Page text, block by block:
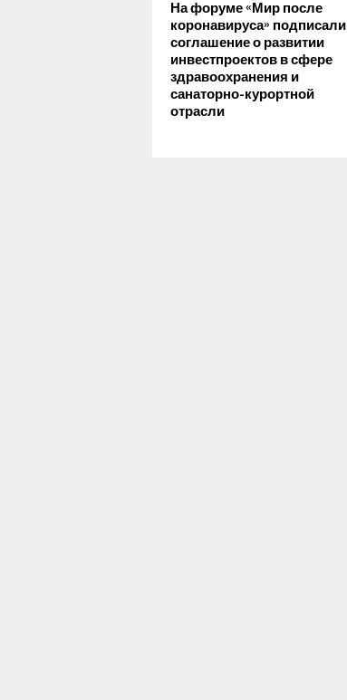
На форуме «Мир после
коронавируса» подписали
соглашение о развитии
инвестпроектов в сфере
здравоохранения и
санаторно-курортной
отрасли